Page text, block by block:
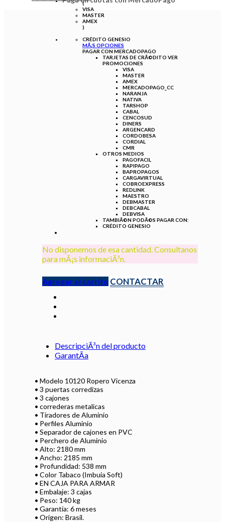
(
VISA
MASTER
AMEX
)
CRÉDITO GENESIO
MÃ¡S OPCIONES
PAGAR CON MERCADOPAGO
TARJETAS DE CRÃ©DITO VER
PROMOCIONES
VISA
MASTER
AMEX
MERCADOPAGO_CC
NARANJA
NATIVA
TARSHOP
CABAL
CENCOSUD
DINERS
ARGENCARD
CORDOBESA
CORDIAL
CMR
OTROS MEDIOS
PAGOFACIL
RAPIPAGO
BAPROPAGOS
CARGAVIRTUAL
COBROEXPRESS
REDLINK
MAESTRO
DEBMASTER
DEBCABAL
DEBVISA
TAMBIÃ©N PODÃ©S PAGAR CON:
CRÉDITO GENESIO
No disponemos de esa cantidad. Consultanos
para mÃ¡s informaciÃ³n.
Agregar al carrito CONTACTAR
DescripciÃ³n del producto
GarantÃ­a
• Modelo 10120 Ropero Vicenza
• 3 puertas corredizas
• 3 cajones
• correderas metalicas
• Tiradores de Aluminio
• Perfiles Aluminio
• Separador de cajones en PVC
• Perchero de Aluminio
• Alto: 2180 mm
• Ancho: 2185 mm
• Profundidad: 538 mm
• Color Tabaco (Imbuia Soft)
• EN CAJA PARA ARMAR
• Embalaje: 3 cajas
• Peso: 140 kg
• Garantía: 6 meses
• Origen: Brasil.